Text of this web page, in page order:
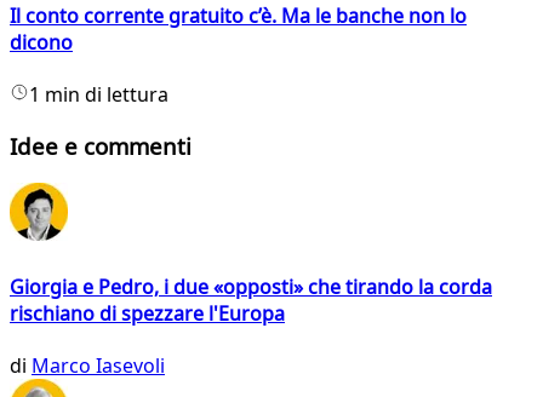
Il conto corrente gratuito c’è. Ma le banche non lo
dicono
1 min di lettura
Idee e commenti
Giorgia e Pedro, i due «opposti» che tirando la corda
rischiano di spezzare l'Europa
di Marco Iasevoli